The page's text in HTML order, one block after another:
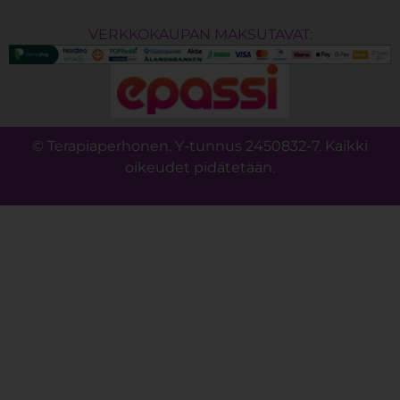
VERKKOKAUPAN MAKSUTAVAT:
© Terapiaperhonen. Y-tunnus 2450832-7. Kaikki
oikeudet pidätetään.